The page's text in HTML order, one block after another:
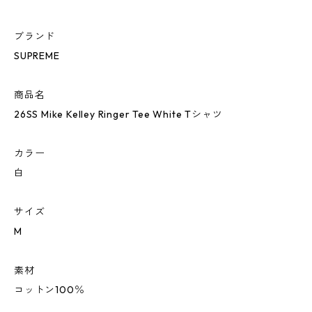
ブランド
SUPREME
商品名
26SS Mike Kelley Ringer Tee White Tシャツ
カラー
白
サイズ
M
素材
コットン100％